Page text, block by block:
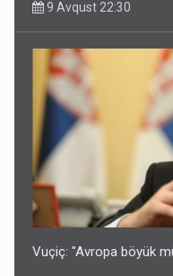
9 Avqust 22:30
Vuçiç: "Avropa böyük